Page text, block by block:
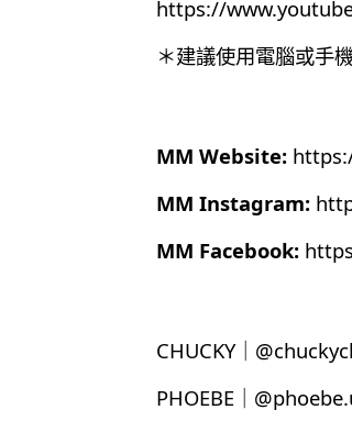
https://
＊建議使用電腦或手
MM Website:
MM Instagram:
MM Facebook:
CHUCKY｜
PHOEBE｜